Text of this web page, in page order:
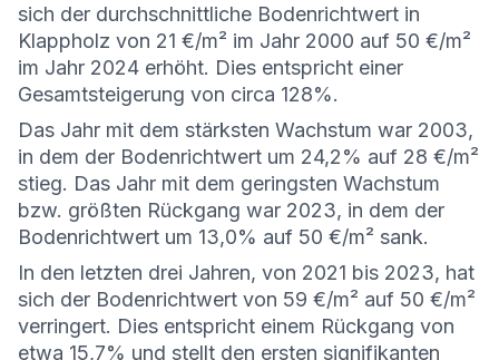
sich der durchschnittliche Bodenrichtwert in
Klappholz von 21 €/m² im Jahr 2000 auf 50 €/m²
im Jahr 2024 erhöht. Dies entspricht einer
Gesamtsteigerung von circa 128%.
Das Jahr mit dem stärksten Wachstum war 2003,
in dem der Bodenrichtwert um 24,2% auf 28 €/m²
stieg. Das Jahr mit dem geringsten Wachstum
bzw. größten Rückgang war 2023, in dem der
Bodenrichtwert um 13,0% auf 50 €/m² sank.
In den letzten drei Jahren, von 2021 bis 2023, hat
sich der Bodenrichtwert von 59 €/m² auf 50 €/m²
verringert. Dies entspricht einem Rückgang von
etwa 15,7% und stellt den ersten signifikanten